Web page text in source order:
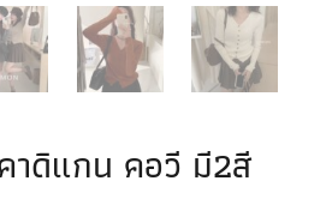
าดิแกน คอวี มี2สี